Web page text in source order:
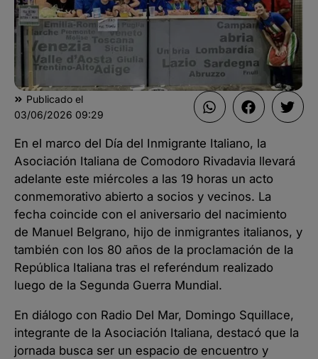
Publicado el
03/06/2026 09:29
En el marco del Día del Inmigrante Italiano, la
Asociación Italiana de Comodoro Rivadavia llevará
adelante este miércoles a las 19 horas un acto
conmemorativo abierto a socios y vecinos. La
fecha coincide con el aniversario del nacimiento
de Manuel Belgrano, hijo de inmigrantes italianos, y
también con los 80 años de la proclamación de la
República Italiana tras el referéndum realizado
luego de la Segunda Guerra Mundial.
En diálogo con Radio Del Mar, Domingo Squillace,
integrante de la Asociación Italiana, destacó que la
jornada busca ser un espacio de encuentro y